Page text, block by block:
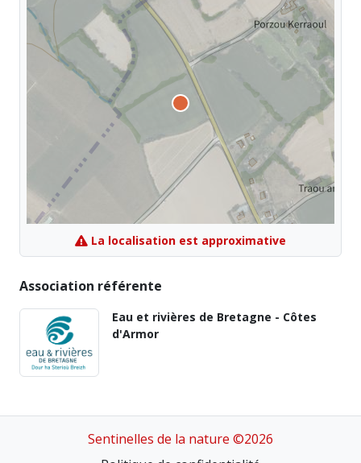
La localisation est approximative
Association référente
Eau et rivières de Bretagne - Côtes
d'Armor
Sentinelles de la nature ©2026